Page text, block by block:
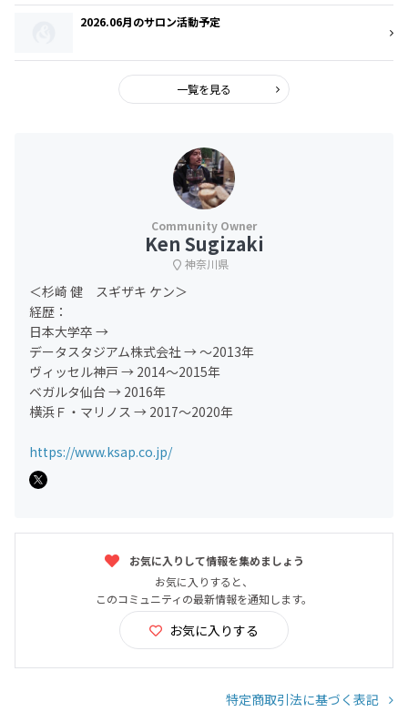
2026.06月のサロン活動予定
一覧を見る
Ken Sugizaki
神奈川県
＜杉崎 健 スギザキ ケン＞
経歴：
日本大学卒 →
データスタジアム株式会社 → 〜2013年
ヴィッセル神戸 → 2014〜2015年
ベガルタ仙台 → 2016年
横浜Ｆ・マリノス → 2017〜2020年
https://www.ksap.co.jp/
お気に入りして情報を集めましょう
お気に入りすると、
このコミュニティの最新情報を通知します。
お気に入りする
特定商取引法に基づく表記